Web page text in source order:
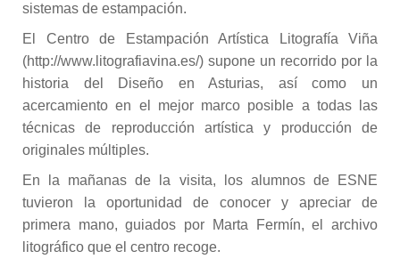
sistemas de estampación.
El Centro de Estampación Artística Litografía Viña
(http://www.litografiavina.es/) supone un recorrido por la
historia del Diseño en Asturias, así como un
acercamiento en el mejor marco posible a todas las
técnicas de reproducción artística y producción de
originales múltiples.
En la mañanas de la visita, los alumnos de ESNE
tuvieron la oportunidad de conocer y apreciar de
primera mano, guiados por Marta Fermín, el archivo
litográfico que el centro recoge.